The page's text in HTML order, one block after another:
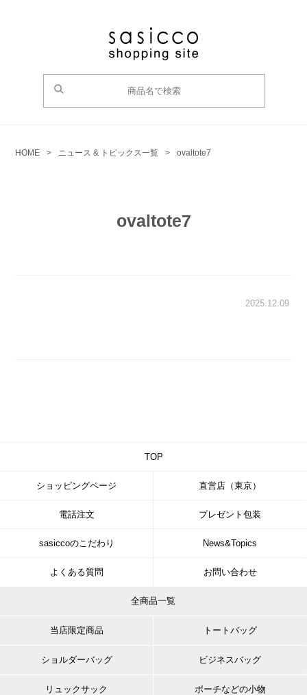
HOME > ニュース & トピックス一覧 > ovaltote7
ovaltote7
2025.12.09
TOP
ショッピングページ 直営店（東京）
電話注文 プレゼント包装
sasiccoのこだわり News&Topics
よくある質問 お問い合わせ
全商品一覧
当店限定商品 トートバッグ
ショルダーバッグ ビジネスバッグ
リュックサック ポーチなどの小物